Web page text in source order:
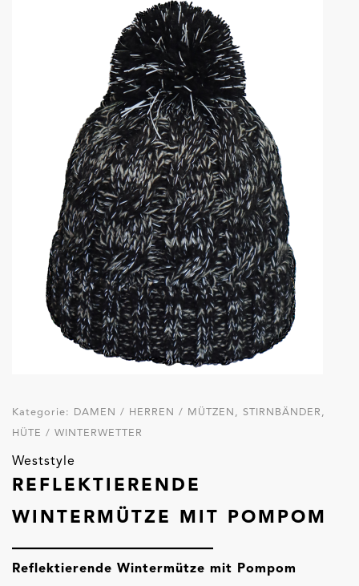
Kategorie: DAMEN / HERREN / MÜTZEN, STIRNBÄNDER,
HÜTE / WINTERWETTER
Weststyle
REFLEKTIERENDE
WINTERMÜTZE MIT POMPOM
Reflektierende Wintermütze mit Pompom